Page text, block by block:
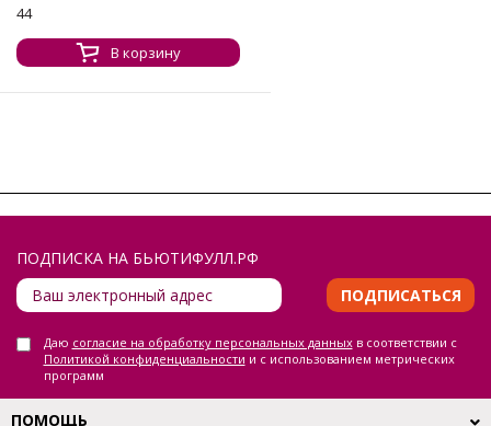
44
В корзину
ПОДПИСКА НА БЬЮТИФУЛЛ.РФ
ПОДПИСАТЬСЯ
Даю согласие на обработку персональных данныхв соответствии с
Политикой конфиденциальности и с использованием метрических
программ
ПОМОЩЬ